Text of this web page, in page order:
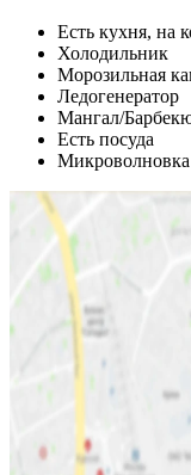
Есть кухня, на
Холодильник
Морозильная
Ледогенератор
Мангал/
Есть посуда
Микроволновка